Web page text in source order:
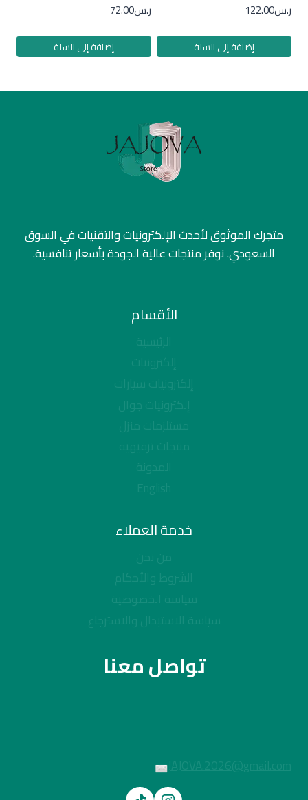
ر.س122.00
إضافة إلى السلة
ر.س72.00
إضافة إلى السلة
متجرك الموثوق لأحدث الإلكترونيات والتقنيات في السوق
السعودي. نوفر منتجات عالية الجودة بأسعار تنافسية.
الأقسام
الرئيسية
إلكترونيات
إلكترونيات سيارات
إلكترونيات جوال
مستلزمات منزل
منتجات ترفيهيه
المدونة
English
خدمة العملاء
من نحن
الشروط والأحكام
سياسة الخصوصية
سياسة الاستبدال والاسترجاع
تواصل معنا
JAJOVA.2026@gmail.com